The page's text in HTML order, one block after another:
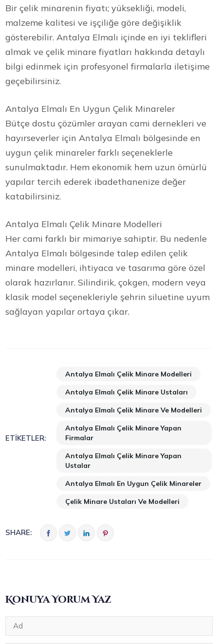
Bir çelik minarenin fiyatı; yüksekliği, modeli,
malzeme kalitesi ve işçiliğe göre değişiklik
gösterebilir. Antalya Elmalı içinde en iyi teklifleri
almak ve çelik minare fiyatları hakkında detaylı
bilgi edinmek için profesyonel firmalarla iletişime
geçebilirsiniz.
Antalya Elmalı En Uygun Çelik Minareler
Bütçe dostu çözümler arayan cami dernekleri ve
hayırseverler için Antalya Elmalı bölgesinde en
uygun çelik minareler farklı seçeneklerle
sunulmaktadır. Hem ekonomik hem uzun ömürlü
yapılar tercih ederek ibadethanenize değer
katabilirsiniz.
Antalya Elmalı Çelik Minare Modelleri
Her cami farklı bir mimariye sahiptir. Bu nedenle
Antalya Elmalı bölgesinde talep edilen çelik
minare modelleri, ihtiyaca ve tasarıma göre özel
olarak hazırlanır. Silindirik, çokgen, modern veya
klasik model seçenekleriyle şehrin siluetine uyum
sağlayan yapılar ortaya çıkar.
ETIKETLER:
Antalya Elmalı Çelik Minare Modelleri
Antalya Elmalı Çelik Minare Ustaları
Antalya Elmalı Çelik Minare Ve Modelleri
Antalya Elmalı Çelik Minare Yapan
Firmalar
Antalya Elmalı Çelik Minare Yapan
Ustalar
Antalya Elmalı En Uygun Çelik Minareler
Çelik Minare Ustaları Ve Modelleri
SHARE:
Konuya Yorum Yaz